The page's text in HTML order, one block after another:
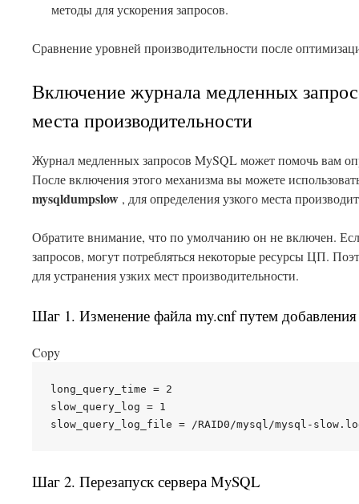
методы для ускорения запросов.
Сравнение уровней производительности после
Включение журнала медленных
места производительности
Журнал медленных запросов MySQL может помочь вам
После включения этого механизма вы можете
mysqldumpslow , для определения узкого места
Обратите внимание, что по умолчанию он не включен.
запросов, могут потребляться некоторые ресурсы ЦП.
для устранения узких мест производительности.
Шаг 1. Изменение файла my.cnf путем
Copy
long_query_time = 2
slow_query_log = 1
Шаг 2. Перезапуск сервера MySQL